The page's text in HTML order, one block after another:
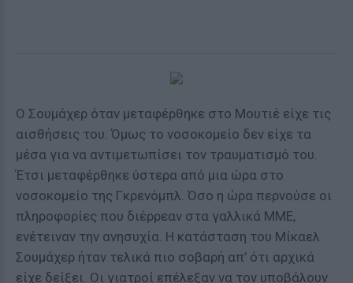
Ο Σουμάχερ όταν μεταφέρθηκε στο Μουτιέ είχε τις
αισθήσεις του. Όμως το νοσοκομείο δεν είχε τα
μέσα για να αντιμετωπίσει τον τραυματισμό του.
Έτσι μεταφέρθηκε ύστερα από μια ώρα στο
νοσοκομείο της Γκρενόμπλ. Όσο η ώρα περνούσε οι
πληροφορίες που διέρρεαν στα γαλλικά ΜΜΕ,
ενέτειναν την ανησυχία. Η κατάσταση του Μίκαελ
Σουμάχερ ήταν τελικά πιο σοβαρή απ’ ότι αρχικά
είχε δείξει. Οι γιατροί επέλεξαν να τον υποβάλουν